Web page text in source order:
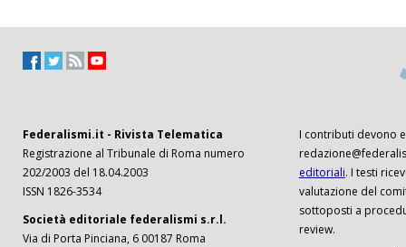
Federalismi.it - Rivista Telematica
Registrazione al Tribunale di Roma numero
202/2003 del 18.04.2003
ISSN 1826-3534
Società editoriale federalismi s.r.l.
Via di Porta Pinciana, 6 00187 Roma
I contributi devono
editoriali. I testi
valutazione del
sottoposti a
review.